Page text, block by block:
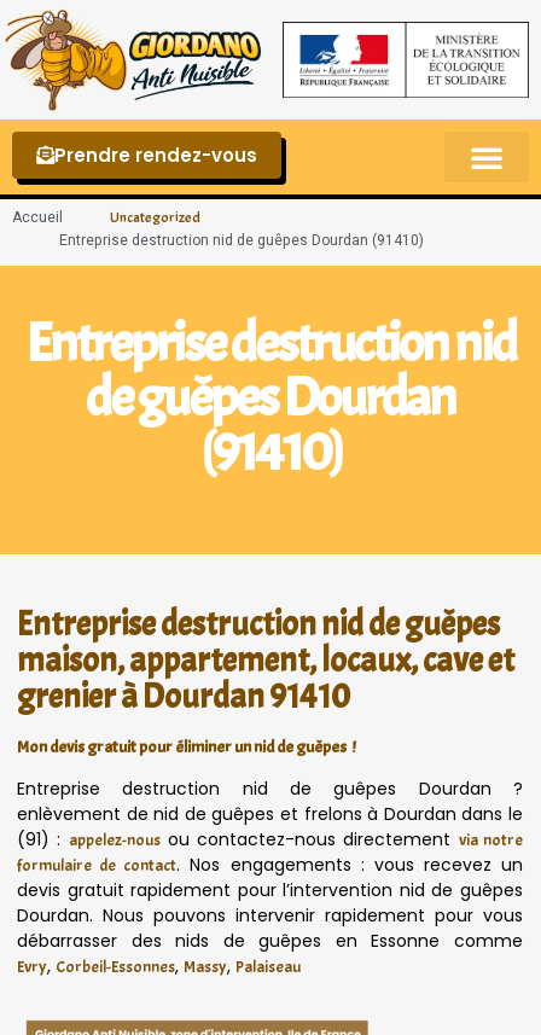
Prendre rendez-vous
Accueil Uncategorized
Entreprise destruction nid de guêpes Dourdan (91410)
Entreprise destruction nid
de guêpes Dourdan
(91410)
Entreprise destruction nid de guêpes
maison, appartement, locaux, cave et
grenier à Dourdan 91410
Mon devis gratuit pour éliminer un nid de guêpes !
Entreprise destruction nid de guêpes Dourdan ?
enlèvement de nid de guêpes et frelons à Dourdan dans le
(91) : appelez-nousou contactez-nous directement via notre
formulaire de contact. Nos engagements : vous recevez un
devis gratuit rapidement pour l’intervention nid de guêpes
Dourdan. Nous pouvons intervenir rapidement pour vous
débarrasser des nids de guêpes en Essonne comme
Evry, Corbeil-Essonnes, Massy, Palaiseau